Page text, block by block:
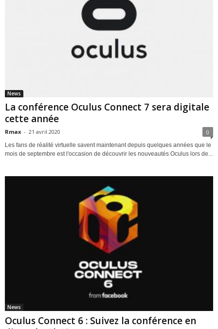
News
La conférence Oculus Connect 7 sera digitale
cette année
Rmax - 21 avril 2020 0
Les fans de réalité virtuelle savent maintenant depuis quelques années que le
mois de septembre est l'occasion de découvrir les nouveautés Oculus lors de...
News
Oculus Connect 6 : Suivez la conférence en